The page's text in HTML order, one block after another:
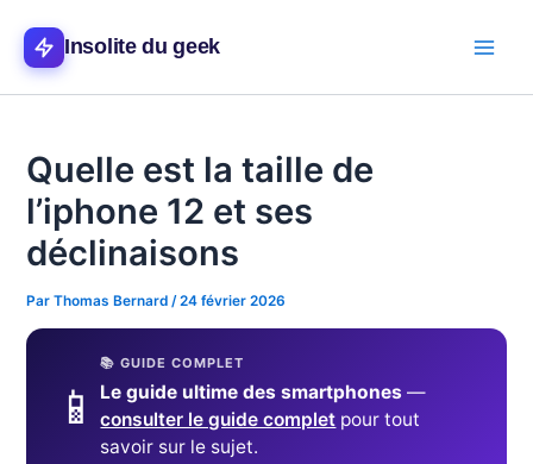
contenu
Insolite du geek
Quelle est la taille de
l’iphone 12 et ses
déclinaisons
ParThomas Bernard /24 février 2026
📱
📚 GUIDE COMPLET
Le guide ultime des smartphones —
consulter le guide complet pour tout
savoir sur le sujet.